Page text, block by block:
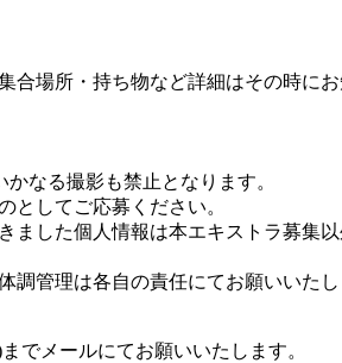
場所・持ち物など詳細はその時にお
なる撮影も禁止となります。
としてご応募ください。
した個人情報は本エキストラ募集以
調管理は各自の責任にてお願いいた
でメールにてお願いいたします。